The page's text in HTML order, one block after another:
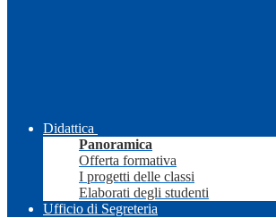
Didattica
Panoramica
Offerta formativa
I progetti delle classi
Elaborati degli studenti
Ufficio di Segreteria